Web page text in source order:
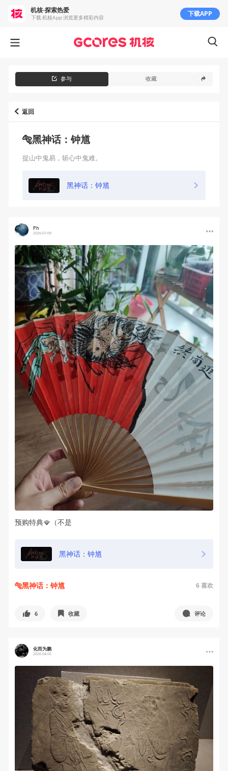
返回
🐅黑神话：钟馗
捉山中鬼易，斩心中鬼难。
黑神话：钟馗
Ph
2026-07-09
预购特典🪭（不是
黑神话：钟馗
🐅黑神话：钟馗 6喜欢
6 收藏 评论
化而为鹏
2026-04-05
参与 收藏
机核-探索热爱
下载 机核App 浏览更多精彩内容 下载APP